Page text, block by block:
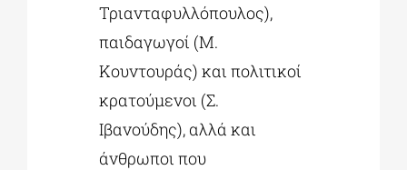
Τριανταφυλλόπουλος),
παιδαγωγοί (Μ.
Κουντουράς) και πολιτικοί
κρατούμενοι (Σ.
Ιβανούδης), αλλά και
άνθρωποι που